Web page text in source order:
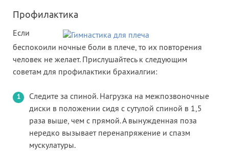
Профилактика
Если
беспокоили ночные боли в плече, то их повторения
человек не желает. Прислушайтесь к следующим
советам для профилактики брахиалгии:
Следите за спиной. Нагрузка на межпозвоночные
диски в положении сидя с сутулой спиной в 1,5
раза выше, чем с прямой. А вынужденная поза
нередко вызывает перенапряжение и спазм
мускулатуры.